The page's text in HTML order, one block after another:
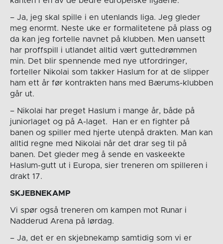
– Ja, jeg skal spille i en utenlands liga. Jeg gleder
meg enormt. Neste uke er formalitetene på plass og
da kan jeg fortelle navnet på klubben. Men uansett
har proffspill i utlandet alltid vært guttedrømmen
min. Det blir spennende med nye utfordringer,
forteller Nikolai som takker Haslum for at de slipper
ham ett år før kontrakten hans med Bærums-klubben
går ut.
– Nikolai har preget Haslum i mange år, både på
juniorlaget og på A-laget. Han er en fighter på
banen og spiller med hjerte utenpå drakten. Man kan
alltid regne med Nikolai når det drar seg til på
banen. Det gleder meg å sende en vaskeekte
Haslum-gutt ut i Europa, sier treneren om spilleren i
drakt 17.
SKJEBNEKAMP
Vi spør også treneren om kampen mot Runar i
Nadderud Arena på lørdag.
– Ja, det er en skjebnekamp samtidig som vi er